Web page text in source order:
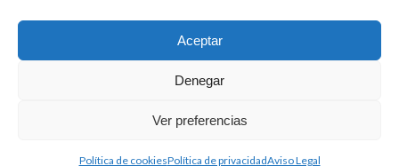
Aceptar
Denegar
Ver preferencias
Política de cookiesPolítica de privacidadAviso Legal
POLÍTICA DE COOKIES (UE)
AVISO LEGAL